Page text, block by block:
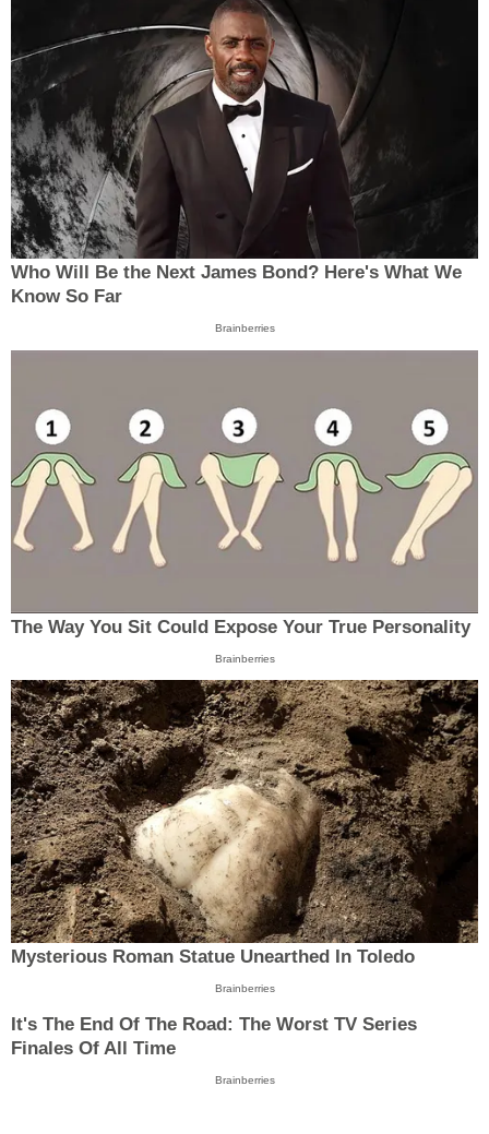
Who Will Be the Next James Bond? Here's What We
Know So Far
Brainberries
The Way You Sit Could Expose Your True Personality
Brainberries
Mysterious Roman Statue Unearthed In Toledo
Brainberries
It's The End Of The Road: The Worst TV Series
Finales Of All Time
Brainberries